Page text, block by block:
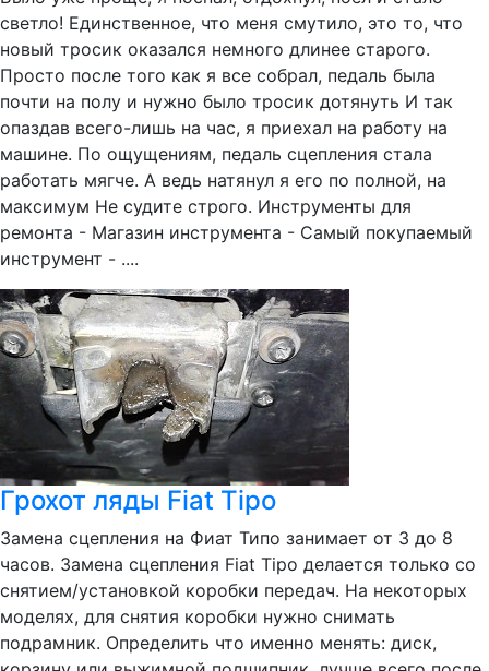
светло! Единственное, что меня смутило, это то, что
новый тросик оказался немного длинее старого.
Просто после того как я все собрал, педаль была
почти на полу и нужно было тросик дотянуть И так
опаздав всего-лишь на час, я приехал на работу на
машине. По ощущениям, педаль сцепления стала
работать мягче. А ведь натянул я его по полной, на
максимум Не судите строго. Инструменты для
ремонта - Магазин инструмента - Самый покупаемый
инструмент - ....
Грохот ляды Fiat Tipo
Замена сцепления на Фиат Типо занимает от 3 до 8
часов. Замена сцепления Fiat Tipo делается только со
снятием/установкой коробки передач. На некоторых
моделях, для снятия коробки нужно снимать
подрамник. Определить что именно менять: диск,